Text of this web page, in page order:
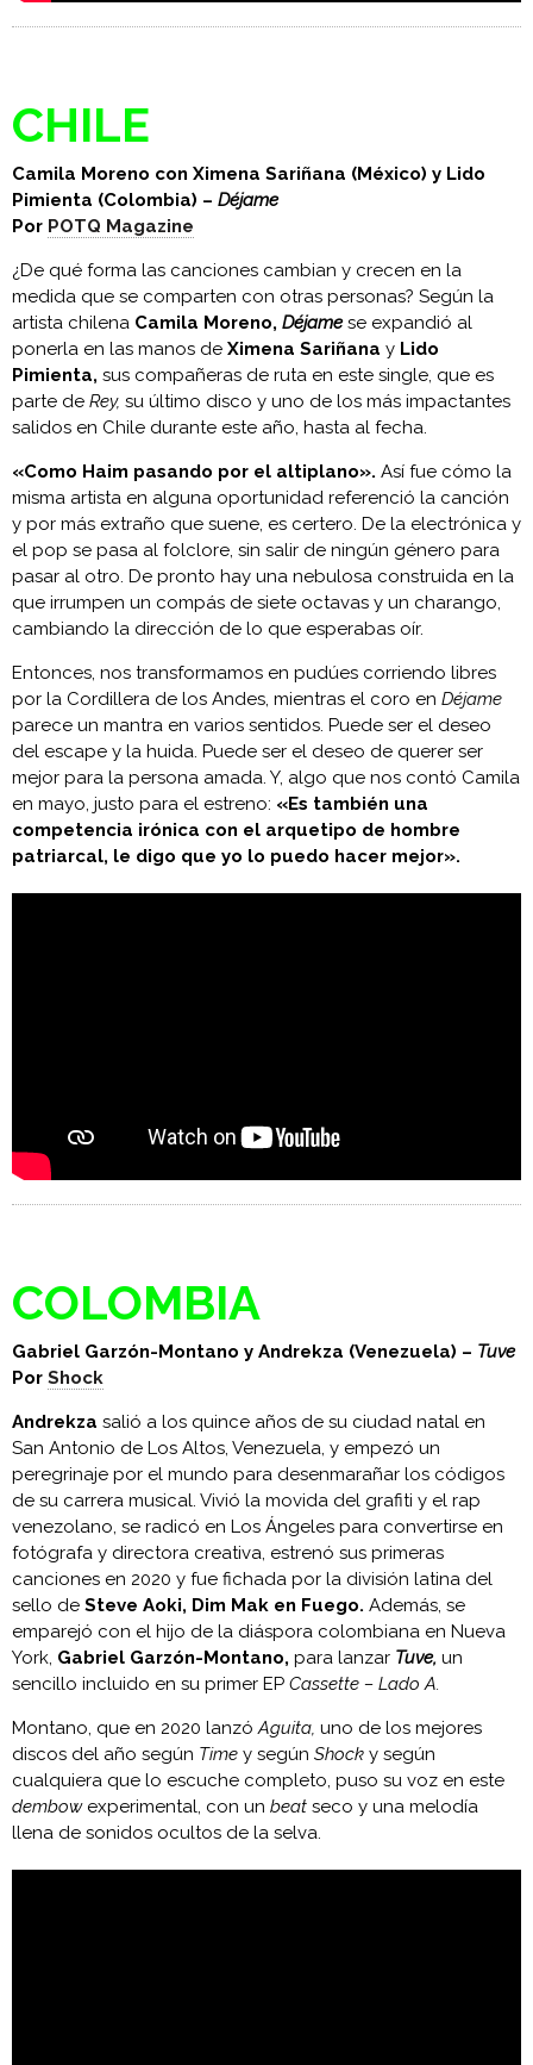
CHILE
Camila Moreno con Ximena Sariñana (México) y Lido
Pimienta (Colombia) – Déjame
Por POTQ Magazine
¿De qué forma las canciones cambian y crecen en la
medida que se comparten con otras personas? Según la
artista chilena Camila Moreno, Déjamese expandió al
ponerla en las manos de Ximena Sariñana y Lido
Pimienta, sus compañeras de ruta en este single, que es
parte de Rey, su último disco y uno de los más impactantes
salidos en Chile durante este año, hasta al fecha.
«Como Haim pasando por el altiplano». Así fue cómo la
misma artista en alguna oportunidad referenció la canción
y por más extraño que suene, es certero. De la electrónica y
el pop se pasa al folclore, sin salir de ningún género para
pasar al otro. De pronto hay una nebulosa construida en la
que irrumpen un compás de siete octavas y un charango,
cambiando la dirección de lo que esperabas oír.
Entonces, nos transformamos en pudúes corriendo libres
por la Cordillera de los Andes, mientras el coro en Déjame
parece un mantra en varios sentidos. Puede ser el deseo
del escape y la huida. Puede ser el deseo de querer ser
mejor para la persona amada. Y, algo que nos contó Camila
en mayo, justo para el estreno: «Es también una
competencia irónica con el arquetipo de hombre
patriarcal, le digo que yo lo puedo hacer mejor».
COLOMBIA
Gabriel Garzón-Montano y Andrekza (Venezuela) – Tuve
Por Shock
Andrekza salió a los quince años de su ciudad natal en
San Antonio de Los Altos, Venezuela, y empezó un
peregrinaje por el mundo para desenmarañar los códigos
de su carrera musical. Vivió la movida del grafiti y el rap
venezolano, se radicó en Los Ángeles para convertirse en
fotógrafa y directora creativa, estrenó sus primeras
canciones en 2020 y fue fichada por la división latina del
sello de Steve Aoki, Dim Mak en Fuego. Además, se
emparejó con el hijo de la diáspora colombiana en Nueva
York, Gabriel Garzón-Montano, para lanzar Tuve, un
sencillo incluido en su primer EP Cassette – Lado A.
Montano, que en 2020 lanzóAguita, uno de los mejores
discos del año según Time y según Shock y según
cualquiera que lo escuche completo, puso su voz en este
dembowexperimental, con un beat seco y una melodía
llena de sonidos ocultos de la selva.